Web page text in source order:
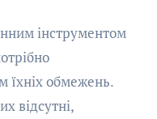
інструментом
їхніх обмежень.
відсутні,